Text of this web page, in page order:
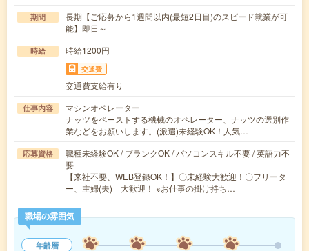
期間
長期【ご応募から1週間以内(最短2日目)のスピード就業が可
能】即日～
時給 時給1200円
交通費
交通費支給有り
仕事内容
マシンオペレーター
ナッツをペーストする機械のオペレーター、ナッツの選別作
業などをお願いします。(派遣)未経験OK！人気…
応募資格
職種未経験OK / ブランクOK / パソコンスキル不要 / 英語力不
要
【来社不要、WEB登録OK！】〇未経験大歓迎！〇フリータ
ー、主婦(夫) 大歓迎！ ※お仕事の掛け持ち…
職場の雰囲気
年齢層